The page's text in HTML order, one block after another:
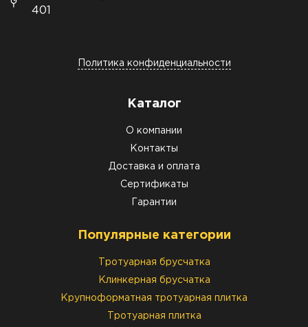
401
Политика конфиденциальности
Каталог
О компании
Контакты
Доставка и оплата
Сертификаты
Гарантии
Популярные категории
Тротуарная брусчатка
Клинкерная брусчатка
Крупноформатная тротуарная плитка
Тротуарная плитка